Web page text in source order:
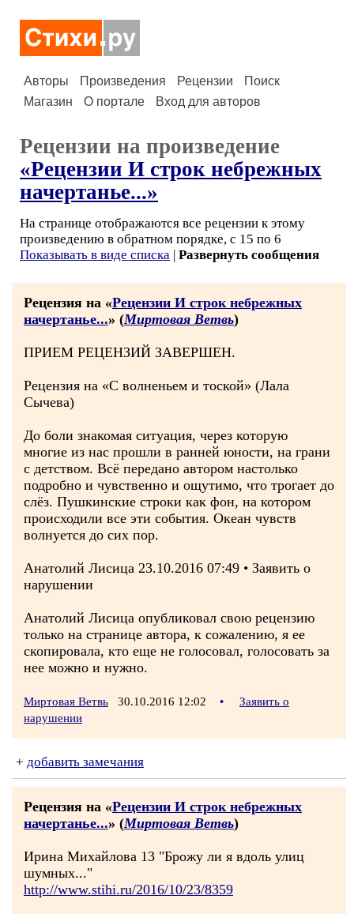
Авторы Произведения Рецензии
Поиск
Магазин
О портале Вход для авторов
Рецензии на произведение
«Рецензии И строк небрежных
начертанье...»
На странице отображаются все рецензии к этому
произведению в обратном порядке, с 15 по 6
Показывать в виде списка | Развернуть сообщения
Рецензия на «Рецензии И строк небрежных
начертанье...» (Миртовая Ветвь)
ПРИЕМ РЕЦЕНЗИЙ ЗАВЕРШЕН.
Рецензия на «С волненьем и тоской» (Лала
Сычева)
До боли знакомая ситуация, через которую
многие из нас прошли в ранней юности, на грани
с детством. Всё передано автором настолько
подробно и чувственно и ощутимо, что трогает до
слёз. Пушкинские строки как фон, на котором
происходили все эти события. Океан чувств
волнуется до сих пор.
Анатолий Лисица 23.10.2016 07:49 • Заявить о
нарушении
Анатолий Лисица опубликовал свою рецензию
только на странице автора, к сожалению, я ее
скопировала, кто еще не голосовал, голосовать за
нее можно и нужно.
Миртовая Ветвь 30.10.2016 12:02 •
Заявить о
нарушении
+ добавить замечания
Рецензия на «Рецензии И строк небрежных
начертанье...» (Миртовая Ветвь)
Ирина Михайлова 13 "Брожу ли я вдоль улиц
шумных..."
http://www.stihi.ru/2016/10/23/8359